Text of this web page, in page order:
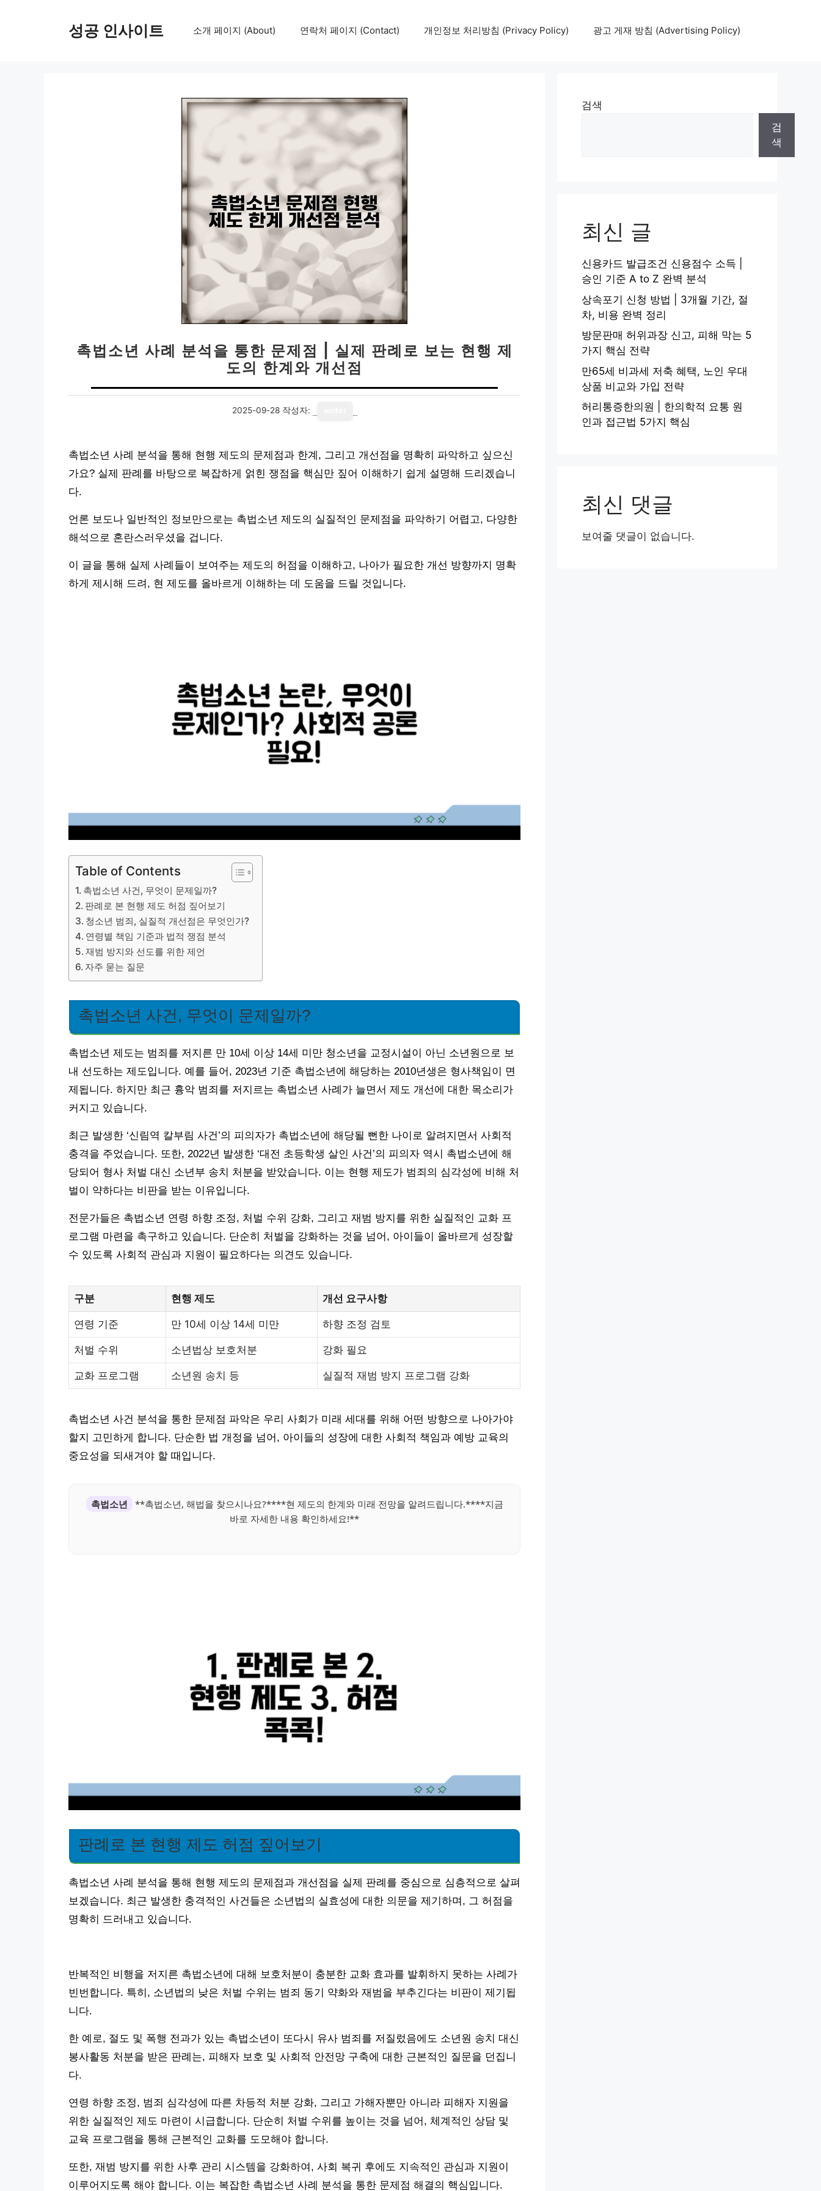
성공 인사이트 소개 페이지 (About) 연락처 페이지 (Contact) 개인정보 처리방침 (Privacy Policy) 광고 게재 방침 (Advertising Policy)
촉법소년 사례 분석을 통한 문제점 | 실제 판례로 보는 현행 제
도의 한계와 개선점
2025-09-28 작성자:
촉법소년 사례 분석을 통해 현행 제도의 문제점과 한계, 그리고 개선점을 명확히 파악하고 싶으신
가요? 실제 판례를 바탕으로 복잡하게 얽힌 쟁점을 핵심만 짚어 이해하기 쉽게 설명해 드리겠습니
다.
언론 보도나 일반적인 정보만으로는 촉법소년 제도의 실질적인 문제점을 파악하기 어렵고, 다양한
해석으로 혼란스러우셨을 겁니다.
이 글을 통해 실제 사례들이 보여주는 제도의 허점을 이해하고, 나아가 필요한 개선 방향까지 명확
하게 제시해 드려, 현 제도를 올바르게 이해하는 데 도움을 드릴 것입니다.
Table of Contents
촉법소년 사건, 무엇이 문제일까?
판례로 본 현행 제도 허점 짚어보기
청소년 범죄, 실질적 개선점은 무엇인가?
연령별 책임 기준과 법적 쟁점 분석
재범 방지와 선도를 위한 제언
자주 묻는 질문
촉법소년 사건, 무엇이 문제일까?
촉법소년 제도는 범죄를 저지른 만 10세 이상 14세 미만 청소년을 교정시설이 아닌 소년원으로 보
내 선도하는 제도입니다. 예를 들어, 2023년 기준 촉법소년에 해당하는 2010년생은 형사책임이 면
제됩니다. 하지만 최근 흉악 범죄를 저지르는 촉법소년 사례가 늘면서 제도 개선에 대한 목소리가
커지고 있습니다.
최근 발생한 ‘신림역 칼부림 사건’의 피의자가 촉법소년에 해당될 뻔한 나이로 알려지면서 사회적
충격을 주었습니다. 또한, 2022년 발생한 ‘대전 초등학생 살인 사건’의 피의자 역시 촉법소년에 해
당되어 형사 처벌 대신 소년부 송치 처분을 받았습니다. 이는 현행 제도가 범죄의 심각성에 비해 처
벌이 약하다는 비판을 받는 이유입니다.
전문가들은 촉법소년 연령 하향 조정, 처벌 수위 강화, 그리고 재범 방지를 위한 실질적인 교화 프
로그램 마련을 촉구하고 있습니다. 단순히 처벌을 강화하는 것을 넘어, 아이들이 올바르게 성장할
수 있도록 사회적 관심과 지원이 필요하다는 의견도 있습니다.
구분 현행 제도 개선 요구사항
연령 기준 만 10세 이상 14세 미만 하향 조정 검토
처벌 수위 소년법상 보호처분 강화 필요
교화 프로그램 소년원 송치 등 실질적 재범 방지 프로그램 강화
촉법소년 사건 분석을 통한 문제점 파악은 우리 사회가 미래 세대를 위해 어떤 방향으로 나아가야
할지 고민하게 합니다. 단순한 법 개정을 넘어, 아이들의 성장에 대한 사회적 책임과 예방 교육의
중요성을 되새겨야 할 때입니다.
촉법소년
**촉법소년, 해법을 찾으시나요?****현 제도의 한계와 미래 전망을 알려드립니다.****지금
바로 자세한 내용 확인하세요!**
판례로 본 현행 제도 허점 짚어보기
촉법소년 사례 분석을 통해 현행 제도의 문제점과 개선점을 실제 판례를 중심으로 심층적으로 살펴
보겠습니다. 최근 발생한 충격적인 사건들은 소년법의 실효성에 대한 의문을 제기하며, 그 허점을
명확히 드러내고 있습니다.
반복적인 비행을 저지른 촉법소년에 대해 보호처분이 충분한 교화 효과를 발휘하지 못하는 사례가
빈번합니다. 특히, 소년법의 낮은 처벌 수위는 범죄 동기 약화와 재범을 부추긴다는 비판이 제기됩
니다.
한 예로, 절도 및 폭행 전과가 있는 촉법소년이 또다시 유사 범죄를 저질렀음에도 소년원 송치 대신
봉사활동 처분을 받은 판례는, 피해자 보호 및 사회적 안전망 구축에 대한 근본적인 질문을 던집니
다.
연령 하향 조정, 범죄 심각성에 따른 차등적 처분 강화, 그리고 가해자뿐만 아니라 피해자 지원을
위한 실질적인 제도 마련이 시급합니다. 단순히 처벌 수위를 높이는 것을 넘어, 체계적인 상담 및
교육 프로그램을 통해 근본적인 교화를 도모해야 합니다.
또한, 재범 방지를 위한 사후 관리 시스템을 강화하여, 사회 복귀 후에도 지속적인 관심과 지원이
이루어지도록 해야 합니다. 이는 복잡한 촉법소년 사례 분석을 통한 문제점 해결의 핵심입니다.
검색
검
색
최신 글
신용카드 발급조건 신용점수 소득 |
승인 기준 A to Z 완벽 분석
상속포기 신청 방법 | 3개월 기간, 절
차, 비용 완벽 정리
방문판매 허위과장 신고, 피해 막는 5
가지 핵심 전략
만65세 비과세 저축 혜택, 노인 우대
상품 비교와 가입 전략
허리통증한의원 | 한의학적 요통 원
인과 접근법 5가지 핵심
최신 댓글
보여줄 댓글이 없습니다.